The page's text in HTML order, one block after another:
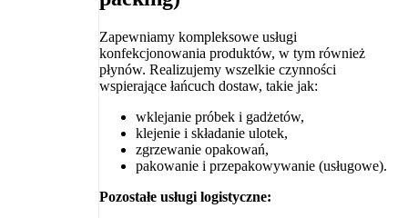
Zapewniamy kompleksowe usługi
konfekcjonowania produktów, w tym również
płynów. Realizujemy wszelkie czynności
wspierające łańcuch dostaw, takie jak:
wklejanie próbek i gadżetów,
klejenie i składanie ulotek,
zgrzewanie opakowań,
pakowanie i przepakowywanie (usługowe).
Pozostałe usługi logistyczne: